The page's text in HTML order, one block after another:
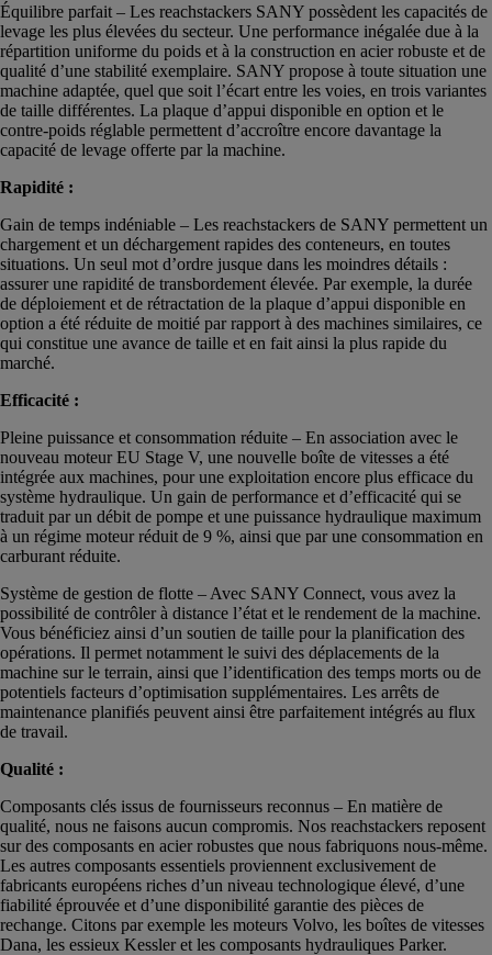
Équilibre parfait – Les reachstackers SANY possèdent les capacités de
levage les plus élevées du secteur. Une performance inégalée due à la
répartition uniforme du poids et à la construction en acier robuste et de
qualité d’une stabilité exemplaire. SANY propose à toute situation une
machine adaptée, quel que soit l’écart entre les voies, en trois variantes
de taille différentes. La plaque d’appui disponible en option et le
contre-poids réglable permettent d’accroître encore davantage la
capacité de levage offerte par la machine.
Rapidité :
Gain de temps indéniable – Les reachstackers de SANY permettent un
chargement et un déchargement rapides des conteneurs, en toutes
situations. Un seul mot d’ordre jusque dans les moindres détails :
assurer une rapidité de transbordement élevée. Par exemple, la durée
de déploiement et de rétractation de la plaque d’appui disponible en
option a été réduite de moitié par rapport à des machines similaires, ce
qui constitue une avance de taille et en fait ainsi la plus rapide du
marché.
Efficacité :
Pleine puissance et consommation réduite – En association avec le
nouveau moteur EU Stage V, une nouvelle boîte de vitesses a été
intégrée aux machines, pour une exploitation encore plus efficace du
système hydraulique. Un gain de performance et d’efficacité qui se
traduit par un débit de pompe et une puissance hydraulique maximum
à un régime moteur réduit de 9 %, ainsi que par une consommation en
carburant réduite.
Système de gestion de flotte – Avec SANY Connect, vous avez la
possibilité de contrôler à distance l’état et le rendement de la machine.
Vous bénéficiez ainsi d’un soutien de taille pour la planification des
opérations. Il permet notamment le suivi des déplacements de la
machine sur le terrain, ainsi que l’identification des temps morts ou de
potentiels facteurs d’optimisation supplémentaires. Les arrêts de
maintenance planifiés peuvent ainsi être parfaitement intégrés au flux
de travail.
Qualité :
Composants clés issus de fournisseurs reconnus – En matière de
qualité, nous ne faisons aucun compromis. Nos reachstackers reposent
sur des composants en acier robustes que nous fabriquons nous-même.
Les autres composants essentiels proviennent exclusivement de
fabricants européens riches d’un niveau technologique élevé, d’une
fiabilité éprouvée et d’une disponibilité garantie des pièces de
rechange. Citons par exemple les moteurs Volvo, les boîtes de vitesses
Dana, les essieux Kessler et les composants hydrauliques Parker.